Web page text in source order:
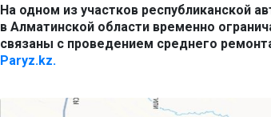
На одном из участков республиканской
в Алматинской области временно
связаны с проведением среднего
Paryz.kz.